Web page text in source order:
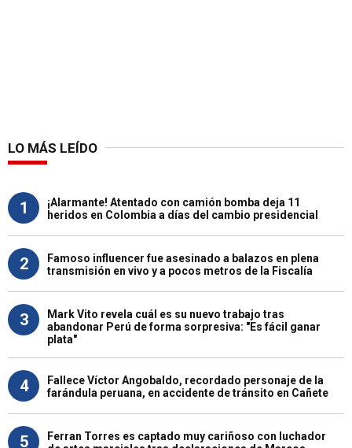
LO MÁS LEÍDO
1
¡Alarmante! Atentado con camión bomba deja 11
heridos en Colombia a días del cambio presidencial
2
Famoso influencer fue asesinado a balazos en plena
transmisión en vivo y a pocos metros de la Fiscalía
3
Mark Vito revela cuál es su nuevo trabajo tras
abandonar Perú de forma sorpresiva: "Es fácil ganar
plata"
4
Fallece Víctor Angobaldo, recordado personaje de la
farándula peruana, en accidente de tránsito en Cañete
5
Ferran Torres es captado muy cariñoso con luchador